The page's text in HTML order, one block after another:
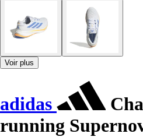
Voir plus
adidas
running